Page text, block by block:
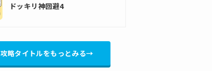
ドッキリ神回避4
攻略タイトルをもっとみる→